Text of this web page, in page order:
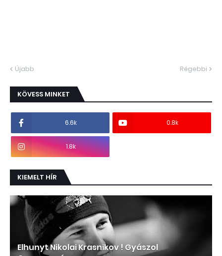
Újabb Régebbi
KÖVESS MINKET
6.6k 0.8k
1.8k
KIEMELT HÍR
Elhunyt Nikolai Krasnikov ! Gyászol